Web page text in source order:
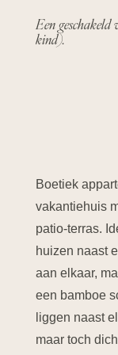
Een geschakeld
kind).
Boetiek
vakantiehuis
patio-terras.
huizen naast
aan elkaar,
een bamboe
liggen naast
maar toch